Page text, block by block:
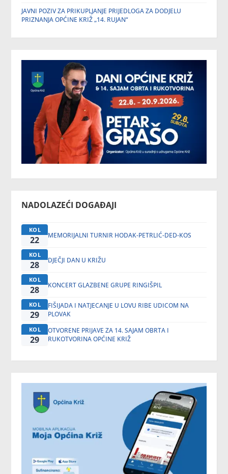
JAVNI POZIV ZA PRIKUPLJANJE PRIJEDLOGA ZA DODJELU
PRIZNANJA OPĆINE KRIŽ „14. RUJAN“
NADOLAZEĆI DOGAĐAJI
KOL
22 MEMORIJALNI TURNIR HODAK-PETRLIĆ-DED-KOS
KOL
28 DJEČJI DAN U KRIŽU
KOL
28 KONCERT GLAZBENE GRUPE RINGIŠPIL
KOL
29
FIŠIJADA I NATJECANJE U LOVU RIBE UDICOM NA
PLOVAK
KOL
29
OTVORENE PRIJAVE ZA 14. SAJAM OBRTA I
RUKOTVORINA OPĆINE KRIŽ